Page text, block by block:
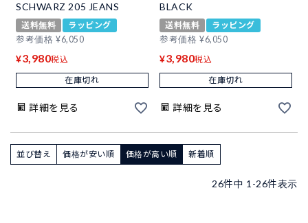
SCHWARZ 205 JEANS
送料無料
ラッピング
参考価格 ¥6,050
¥3,980税込
在庫切れ
詳細を見る
BLACK
送料無料
ラッピング
参考価格 ¥6,050
¥3,980税込
在庫切れ
詳細を見る
並び替え 価格が安い順 価格が高い順 新着順
26件中 1 -26件表示